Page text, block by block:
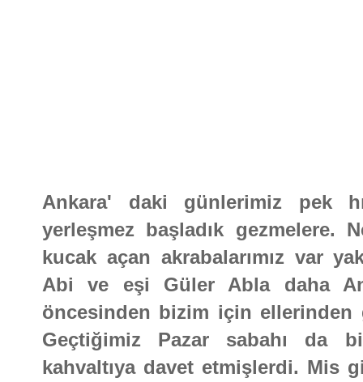
Ankara' daki günlerimiz pek
yerleşmez başladık gezmelere.
kucak açan akrabalarımız var
Abi ve eşi Güler Abla daha
öncesinden bizim için ellerinden
Geçtiğimiz Pazar sabahı da
kahvaltıya davet etmişlerdi. Mis